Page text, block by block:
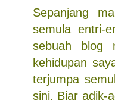
Sepanjang
semula entri-
sebuah blog
kehidupan
terjumpa
sini. Biar adik-